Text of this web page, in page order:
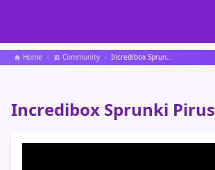
Home Community Incredibox Sprunki Pirus
Incredibox Sprunki Pirus